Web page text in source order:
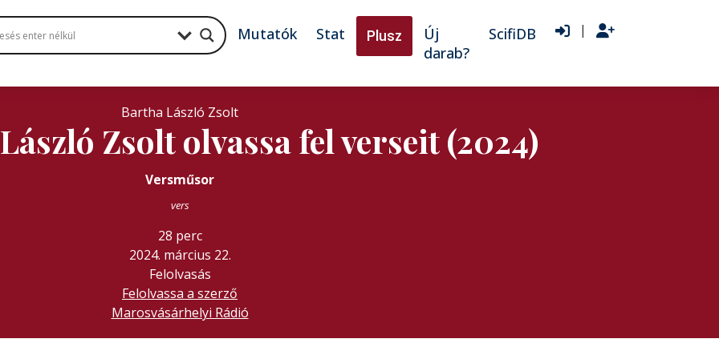
Mutatók Stat Plusz
Új
darab?
ScifiDB |
Bartha László Zsolt
Zsolt olvassa fel verseit (2024)
Versműsor
vers
28 perc
2024. március 22.
Felolvasás
Felolvassa a szerző
Marosvásárhelyi Rádió